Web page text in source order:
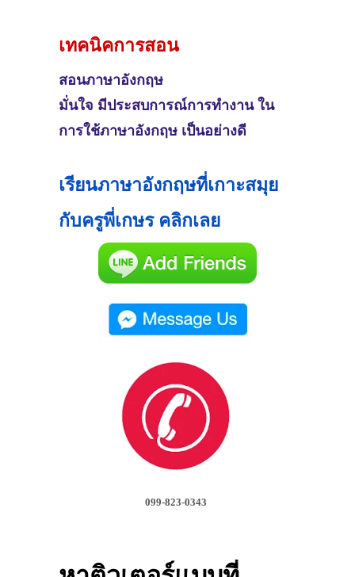
เทคนิคการสอน
สอนภาษาอังกฤษ
มั่นใจ มีประสบการณ์การทำงาน ใน
การใช้ภาษาอังกฤษ เป็นอย่างดี
เรียนภาษาอังกฤษที่เกาะสมุย
กับครูพี่เกษร คลิกเลย
099-823-0343